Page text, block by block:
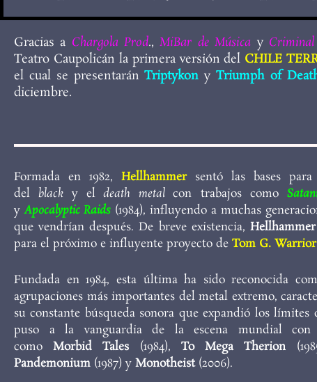
Gracias a Chargola Prod.,MiBar de Música y Criminal
Teatro Caupolicán la primera versión del CHILE
el cual se presentarán TriptykonyTriumph of
diciembre.
Formada en 1982, Hellhammer sentó las bases
delblack y el death metalcon trabajos como
yApocalyptic Raids (1984), influyendo a muchas
que vendrían después. De breve existencia, Hellhammer
para el próximo e influyente proyecto de Tom G. Warrior
Fundada en 1984, esta última ha sido reconocida
agrupaciones más importantes del metal extremo,
su constante búsqueda sonora que expandió los
puso a la vanguardia de la escena mundial con
como Morbid Tales (1984), To Mega Therion
Pandemonium (1987) y Monotheist (2006).